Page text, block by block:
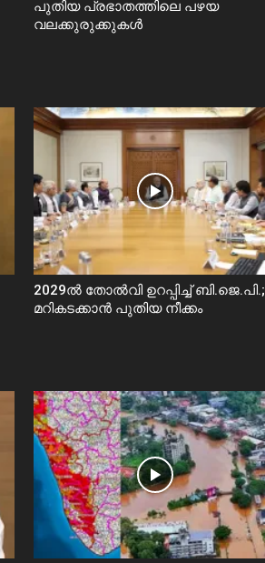
പുതിയ പ്രഭാതത്തിലെ പഴയ
വലക്കുരുക്കുകൾ
2029ൽ തോല്‍വി ഉറപ്പിച്ച് ബി.ജെ.പി.;
മറികടക്കാൻ പുതിയ നീക്കം